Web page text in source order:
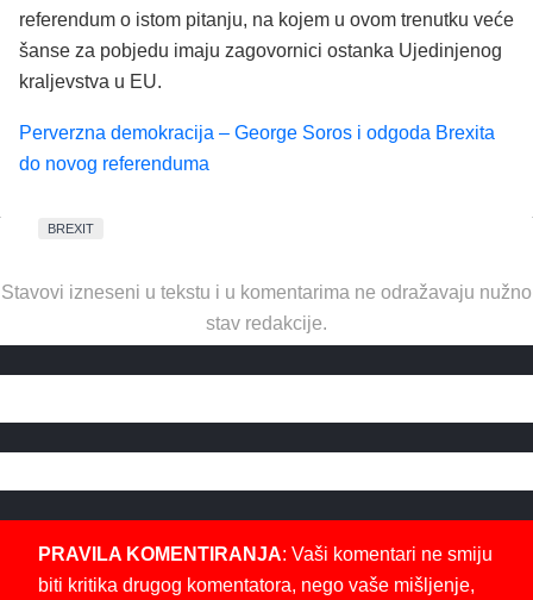
referendum o istom pitanju, na kojem u ovom trenutku veće
šanse za pobjedu imaju zagovornici ostanka Ujedinjenog
kraljevstva u EU.
Perverzna demokracija – George Soros i odgoda Brexita
do novog referenduma
BREXIT
Stavovi izneseni u tekstu i u komentarima ne odražavaju nužno
stav redakcije.
PRAVILA KOMENTIRANJA: Vaši komentari ne smiju
biti kritika drugog komentatora, nego vaše mišljenje,